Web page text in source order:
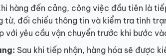
hàng đến cảng, công việc đầu tiên là
từ, đối chiếu thông tin và kiểm tra tình
với yêu cầu vận chuyển trước khi bước
Sau khi tiếp nhận, hàng hóa sẽ được